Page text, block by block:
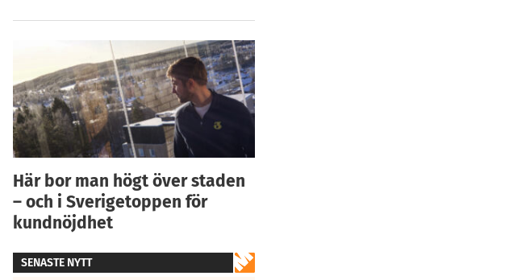
Här bor man högt över staden
– och i Sverigetoppen för
kundnöjdhet
SENASTE NYTT